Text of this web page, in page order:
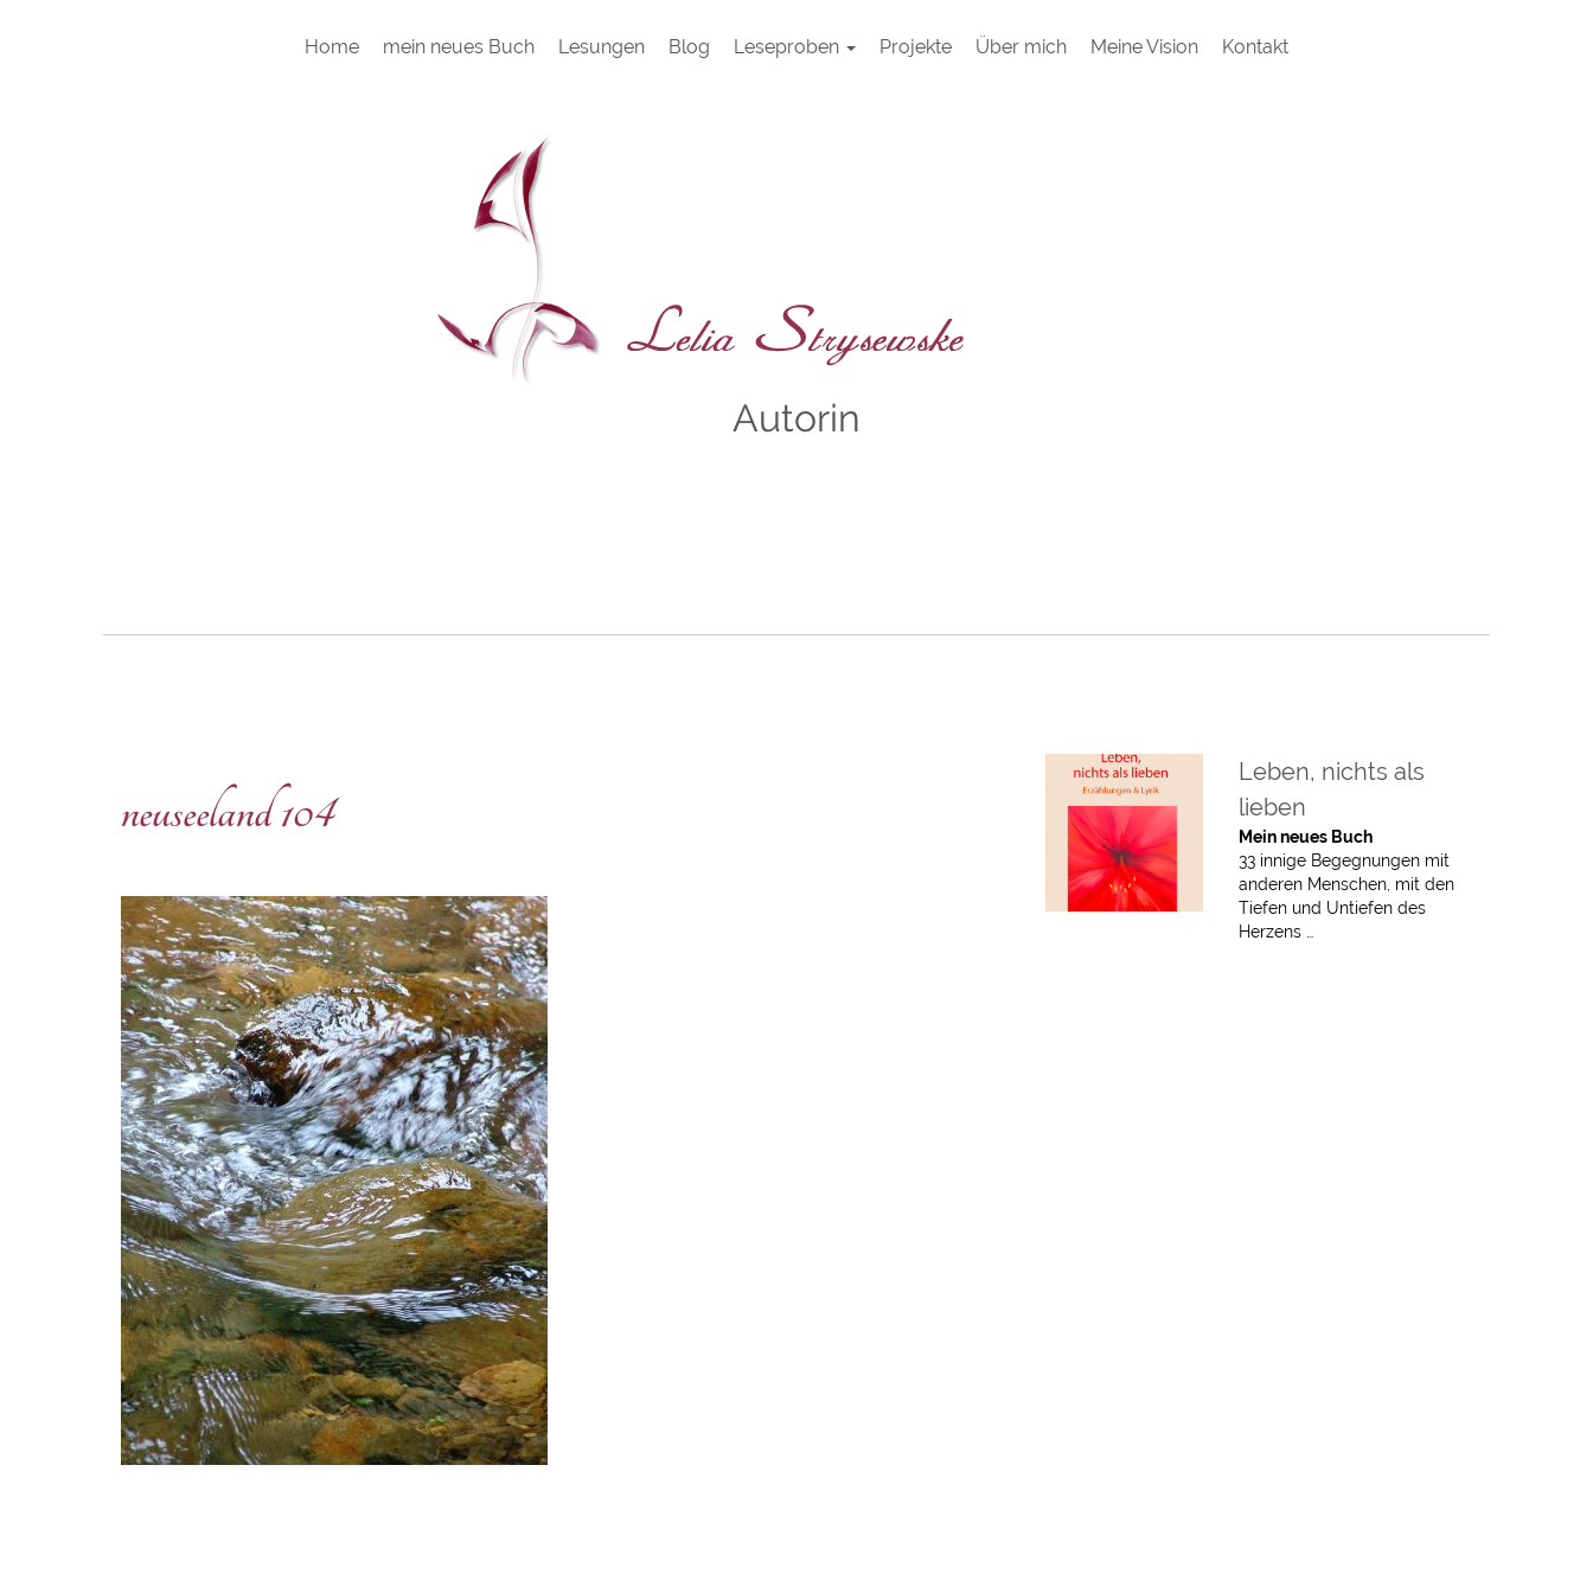
Home mein neues Buch Lesungen Blog Leseproben Projekte Über mich Meine Vision Kontakt
Autorin
neuseeland 104
Leben, nichts als
lieben
Mein neues Buch
33 innige Begegnungen mit
anderen Menschen, mit den
Tiefen und Untiefen des
Herzens …